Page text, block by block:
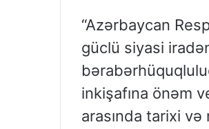
“Azərbaycan
güclü siyasi
inkişafına önəm
arasında tarixi